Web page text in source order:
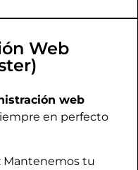
Web
web
en perfecto
: Mantenemos tu